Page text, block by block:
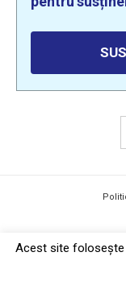
Acest site foloseşte